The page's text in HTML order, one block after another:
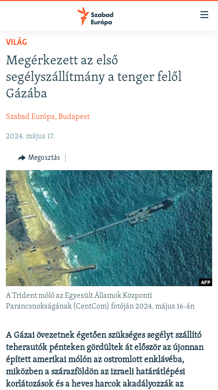
Akadálymentes
Ugrás
fő
oldalra
Ugrás
tartalomjegyzékre
NAPIRENDEN
AKTUÁLIS
PODCASTOK
ELEMZŐ
NER15
SZABADON
TÁRSADALOM
DEMOKRÁCIA
A PÉNZ NYOMÁBAN
EURÓPAI UNIÓ
VILÁG
KLÍMAVÁLTOZÁS
A MÚLT TANULSÁGAI
KÖVESSEN MINKET!
Valamennyi RFE/RL weboldal
VILÁG
Megérkezett az első
segélyszállítmány a tenger felől
Gázába
Szabad Európa, Budapest
2024. május 17.
Megosztás
A Trident móló az Egyesült Államok Központi
Parancsnokságának (CentCom) fotóján 2024. május 16-án
A Gázai övezetnek égetően szükséges segélyt szállító
teherautók pénteken gördültek át először az újonnan
épített amerikai mólón az ostromlott enklávéba,
miközben a szárazföldön az izraeli határátlépési
korlátozások és a heves harcok akadályozzák az
FELIRATKOZÁS
Spotify